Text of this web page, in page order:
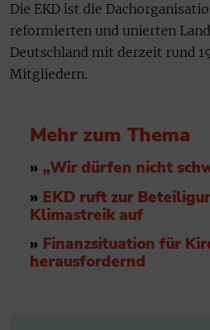
Die EKD ist die
reformierten und unierten
Deutschland mit derzeit rund
Mitgliedern.
Mehr zum Thema
» „Wir dürfen nicht
» EKD ruft zur
Klimastreik auf
» Finanzsituation für
herausfordernd